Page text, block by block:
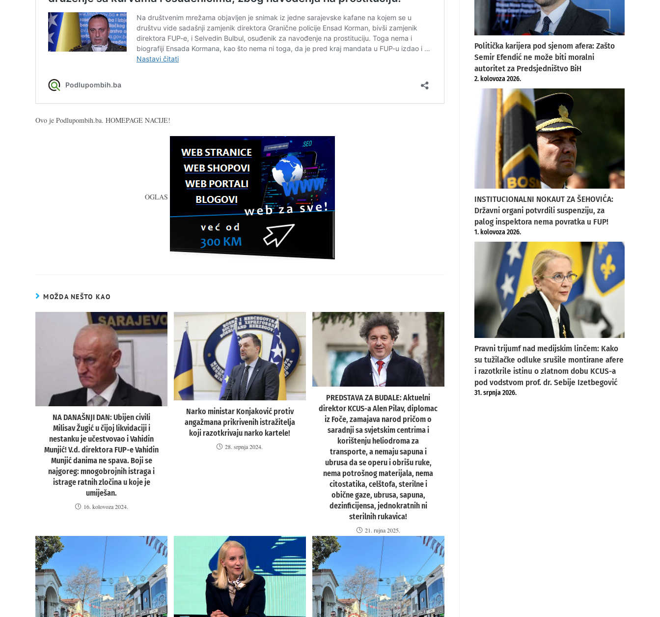
Ovo je Podlupombih.ba. HOMEPAGE NACIJE!
OGLAS
MOŽDA NEŠTO KAO
NA DANAŠNJI DAN: Ubijen civili
Milisav Žugić u čijoj likvidaciji i
nestanku je učestvovao i Vahidin
Munjić! V.d. direktora FUP-e Vahidin
Munjić danima ne spava. Boji se
najgoreg: mnogobrojnih istraga i
istrage ratnih zločina u koje je
umiješan.
16. kolovoza 2024.
Narko ministar Konjaković protiv
angažmana prikrivenih istražitelja
koji razotkrivaju narko kartele!
28. srpnja 2024.
PREDSTAVA ZA BUDALE: Aktuelni
direktor KCUS-a Alen Pilav, diplomac
iz Foče, zamajava narod pričom o
saradnji sa svjetskim centrima i
korištenju heliodroma za
transporte, a nemaju sapuna i
ubrusa da se operu i obrišu ruke,
nema potrošnog materijala, nema
citostatika, celštofa, sterilne i
obične gaze, ubrusa, sapuna,
dezinficijensa, jednokratnih ni
sterilnih rukavica!
21. rujna 2025.
Politička karijera pod sjenom afera: Zašto
Semir Efendić ne može biti moralni
autoritet za Predsjedništvo BiH
2. kolovoza 2026.
INSTITUCIONALNI NOKAUT ZA ŠEHOVIĆA:
Državni organi potvrdili suspenziju, za
palog inspektora nema povratka u FUP!
1. kolovoza 2026.
Pravni trijumf nad medijskim linčem: Kako
su tužilačke odluke srušile montirane afere
i razotkrile istinu o zlatnom dobu KCUS-a
pod vodstvom prof. dr. Sebije Izetbegović
31. srpnja 2026.